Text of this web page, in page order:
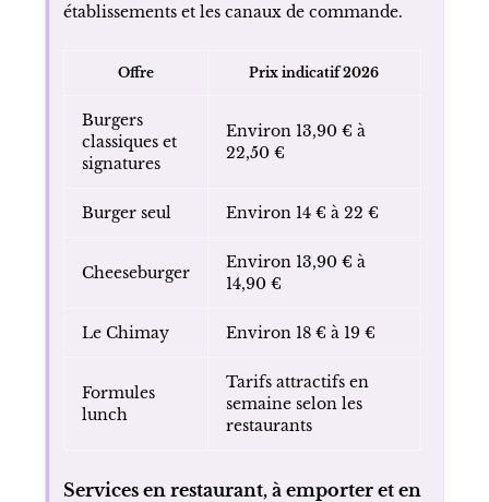
établissements et les canaux de commande.
Offre Prix indicatif 2026
Burgers
classiques et
signatures
Environ 13,90 € à
22,50 €
Burger seul Environ 14 € à 22 €
Cheeseburger
Environ 13,90 € à
14,90 €
Le Chimay Environ 18 € à 19 €
Formules
lunch
Tarifs attractifs en
semaine selon les
restaurants
Services en restaurant, à emporter et en